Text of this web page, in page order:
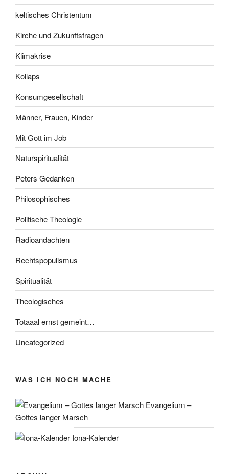
keltisches Christentum
Kirche und Zukunftsfragen
Klimakrise
Kollaps
Konsumgesellschaft
Männer, Frauen, Kinder
Mit Gott im Job
Naturspiritualität
Peters Gedanken
Philosophisches
Politische Theologie
Radioandachten
Rechtspopulismus
Spiritualität
Theologisches
Totaaal ernst gemeint…
Uncategorized
WAS ICH NOCH MACHE
Evangelium –
Gottes langer Marsch
Iona-Kalender